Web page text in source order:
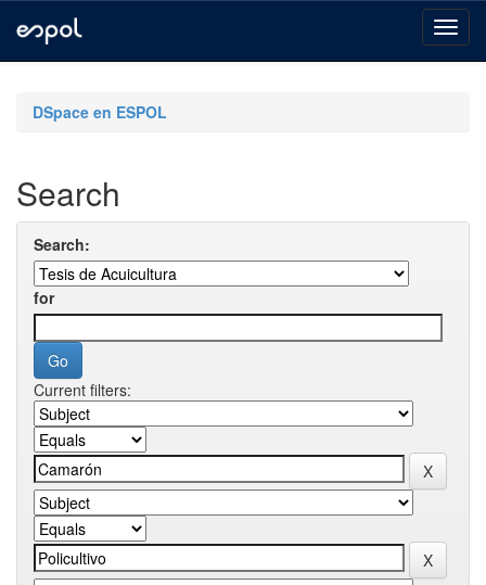
navigationDSpace en ESPOL
Search
Search:
for
Current filters: